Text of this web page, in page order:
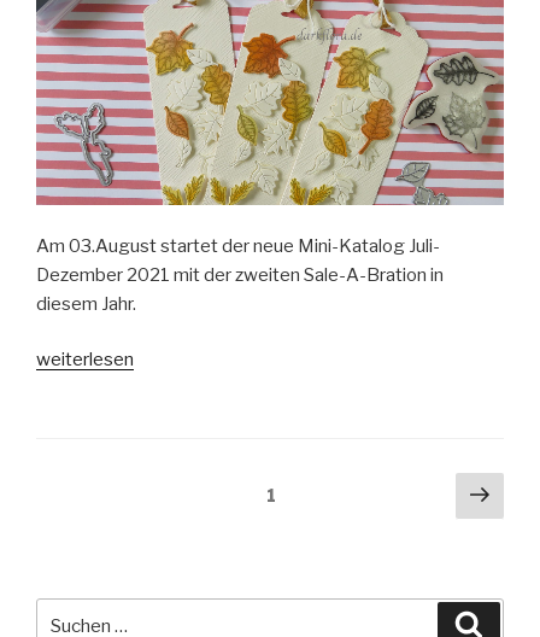
Am 03.August startet der neue Mini-Katalog Juli-
Dezember 2021 mit der zweiten Sale-A-Bration in
diesem Jahr.
„Freude
weiterlesen
1